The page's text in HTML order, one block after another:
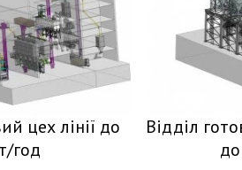
цех лінії до
год
Відділ